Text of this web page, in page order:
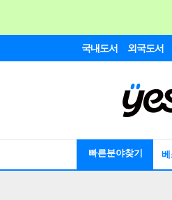
국내도서 외국도서
빠른분야찾기 베